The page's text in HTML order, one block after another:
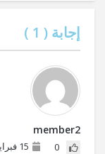
إجابة ( 1
)
member2
0 15 فبراير، 2020 في 1:26 م